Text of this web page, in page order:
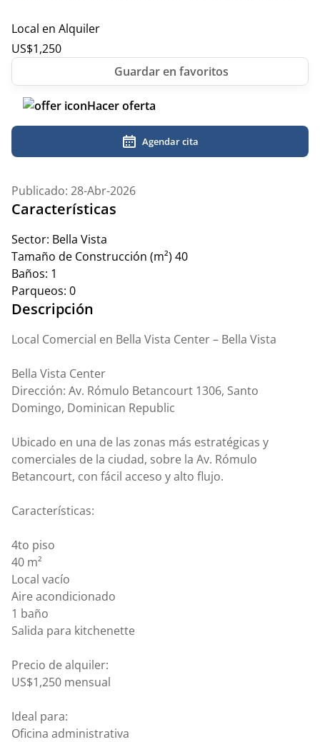
Local en Alquiler
US$1,250
Hacer oferta
Agendar cita
Publicado: 28-Abr-2026
Características
Sector: Bella Vista
Tamaño de Construcción (m²) 40
Baños: 1
Parqueos: 0
Descripción
Local Comercial en Bella Vista Center – Bella Vista
Bella Vista Center
Dirección: Av. Rómulo Betancourt 1306, Santo
Domingo, Dominican Republic
Ubicado en una de las zonas más estratégicas y
comerciales de la ciudad, sobre la Av. Rómulo
Betancourt, con fácil acceso y alto flujo.
Características:
4to piso
40 m²
Local vacío
Aire acondicionado
1 baño
Salida para kitchenette
Precio de alquiler:
US$1,250 mensual
Ideal para:
Oficina administrativa